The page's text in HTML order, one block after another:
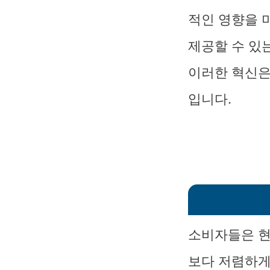
적인 영향을
제공할 수 있
이러한 혁신
입니다.
소비자들은
보다 저렴하